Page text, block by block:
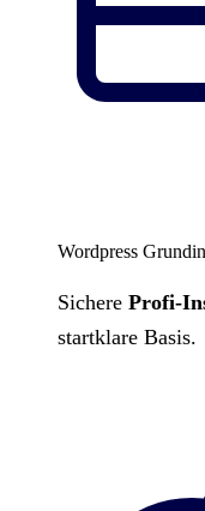
Wordpress
Sichere Profi-
startklare Basis.